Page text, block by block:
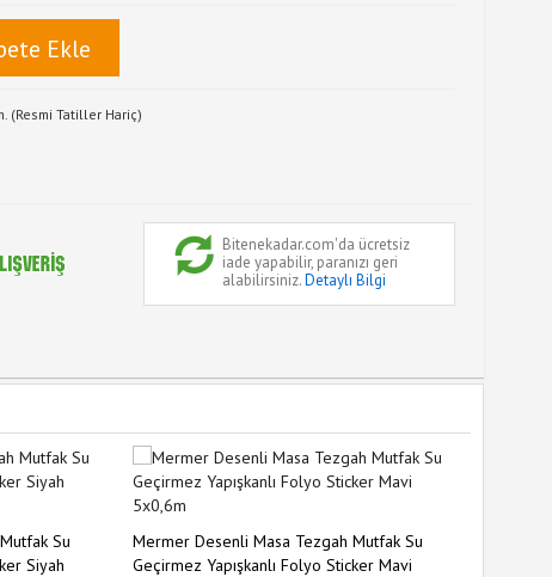
Ekle
(Resmi Tatiller Hariç)
Bitenekadar.com'da ücretsiz
iade yapabilir, paranızı geri
alabilirsiniz.Detaylı Bilgi
Su
Siyah
Mermer Desenli Masa Tezgah Mutfak Su
Geçirmez Yapışkanlı Folyo Sticker Mavi